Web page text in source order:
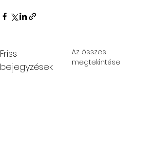
Friss
bejegyzések
Az összes
megtekintése